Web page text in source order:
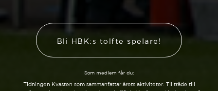
Bli HBK:s tolfte spelare!
Som medlem får du:
Tidningen Kvasten som sammanfattar årets aktiviteter. Tillträde till